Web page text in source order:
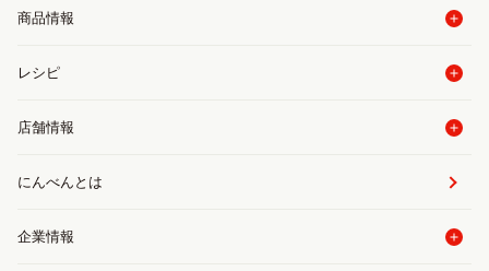
商品情報
レシピ
店舗情報
にんべんとは
企業情報